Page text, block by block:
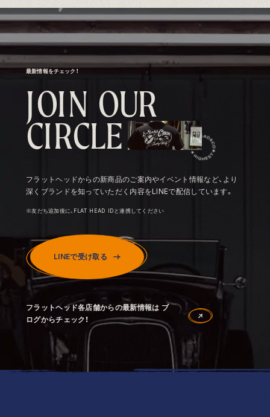
最新情報をチェック！
JOIN OUR
CIRCLE
フラットヘッドからの新商品のご案内やイベント情報など、より
深くブランドを知っていただく内容をLINEで配信しています。
※友だち追加後に、FLAT HEAD IDと連携してください
LINEで受け取る
フラットヘッド各店舗からの最新情報は ブ
ログからチェック！